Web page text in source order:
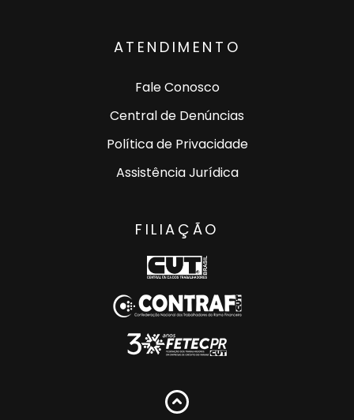
ATENDIMENTO
Fale Conosco
Central de Denúncias
Política de Privacidade
Assistência Jurídica
FILIAÇÃO